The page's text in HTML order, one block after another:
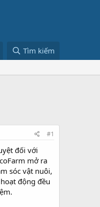
Tìm kiếm
#1
đối với
mở ra
sóc vật nuôi,
động đều